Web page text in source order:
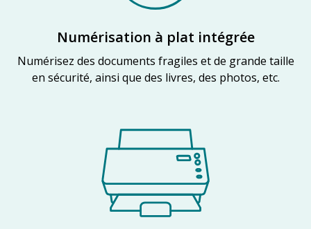
Numérisation à plat intégrée
Numérisez des documents fragiles et de grande taille
en sécurité, ainsi que des livres, des photos, etc.